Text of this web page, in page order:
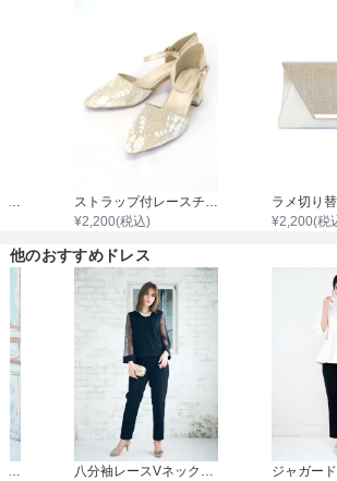
¥2,200(税込)
¥2,200(税
他のおすすめドレス